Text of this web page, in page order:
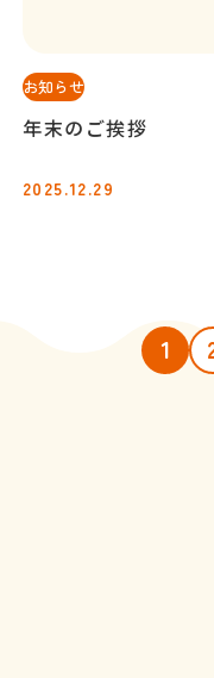
お知らせ
年末のご挨拶
2025.12.29
1